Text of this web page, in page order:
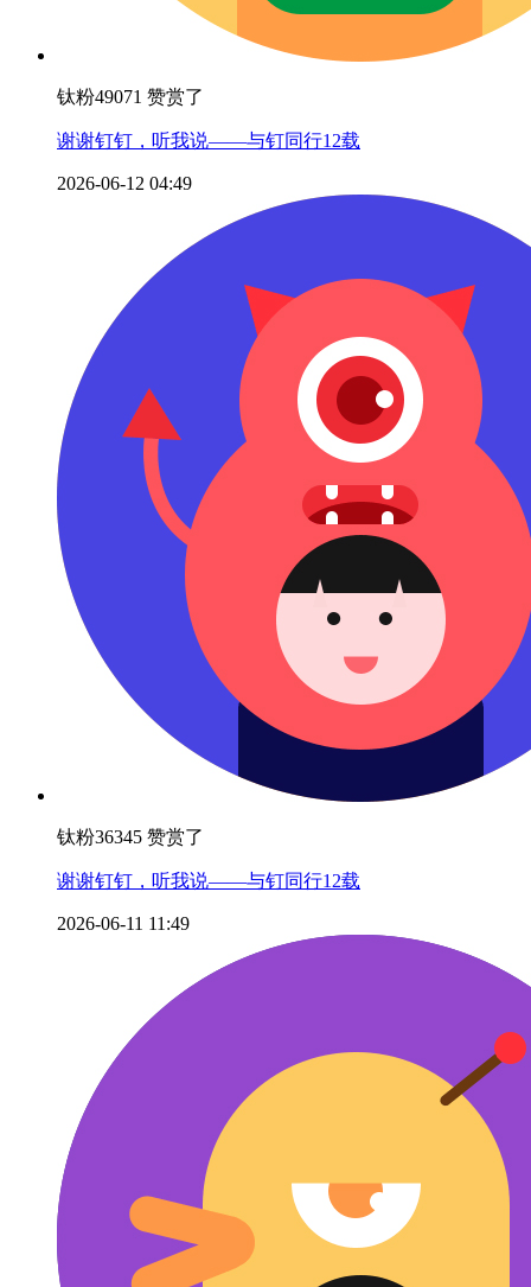
钛粉49071 赞赏了
谢谢钉钉，听我说——与钉同行12载
2026-06-12 04:49
钛粉36345 赞赏了
谢谢钉钉，听我说——与钉同行12载
2026-06-11 11:49